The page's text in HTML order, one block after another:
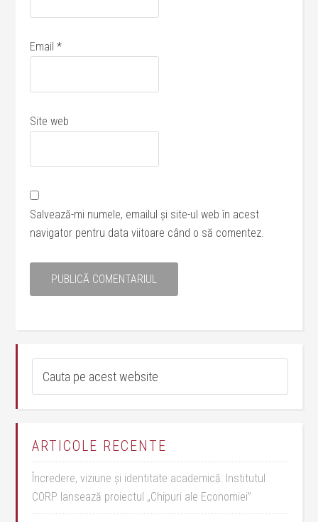
Email*
Site web
Salvează-mi numele, emailul și site-ul web în acest
navigator pentru data viitoare când o să comentez.
ARTICOLE RECENTE
Încredere, viziune și identitate academică: Institutul
CORP lansează proiectul „Chipuri ale Economiei”